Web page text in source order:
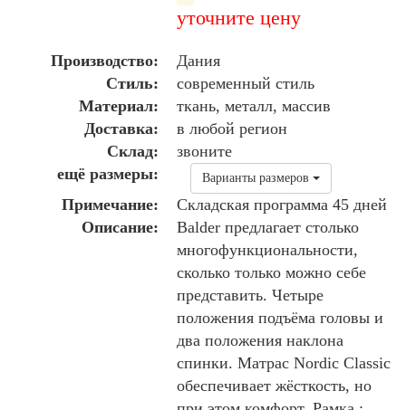
уточните цену
Производство:
Дания
Стиль:
современный стиль
Материал:
ткань, металл, массив
Доставка:
в любой регион
Склад:
звоните
ещё размеры:
Варианты размеров
Примечание:
Складская программа 45 дней
Описание:
Balder предлагает столько
многофункциональности,
сколько только можно себе
представить. Четыре
положения подъёма головы и
два положения наклона
спинки. Матрас Nordic Classic
обеспечивает жёсткость, но